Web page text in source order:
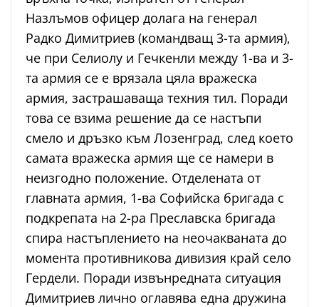
Назлъмов офицер долага на генерал
Радко Димитриев (командващ 3-та армия),
че при Селиолу и Гечкенли между 1-ва и 3-
та армия се е врязала цяла вражеска
армия, застрашаваща техния тил. Поради
това се взима решение да се настъпи
смело и дръзко към Лозенград, след което
самата вражеска армия ще се намери в
неизгодно положение. Отделената от
главната армия, 1-ва Софийска бригада с
подкрепата на 2-ра Преславска бригада
спира настъплението на неочакваната до
момента противникова дивизия край село
Гердели. Поради извънредната ситуация
Димитриев лично оглавява една дружина